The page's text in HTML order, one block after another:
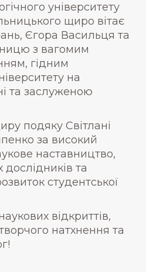
університету
щиро вітає
Єгора Васильця та
з вагомим
гідним
на
та заслуженою
подяку Світлані
за високий
наставництво,
та
студентської
відкриттів,
натхнення та